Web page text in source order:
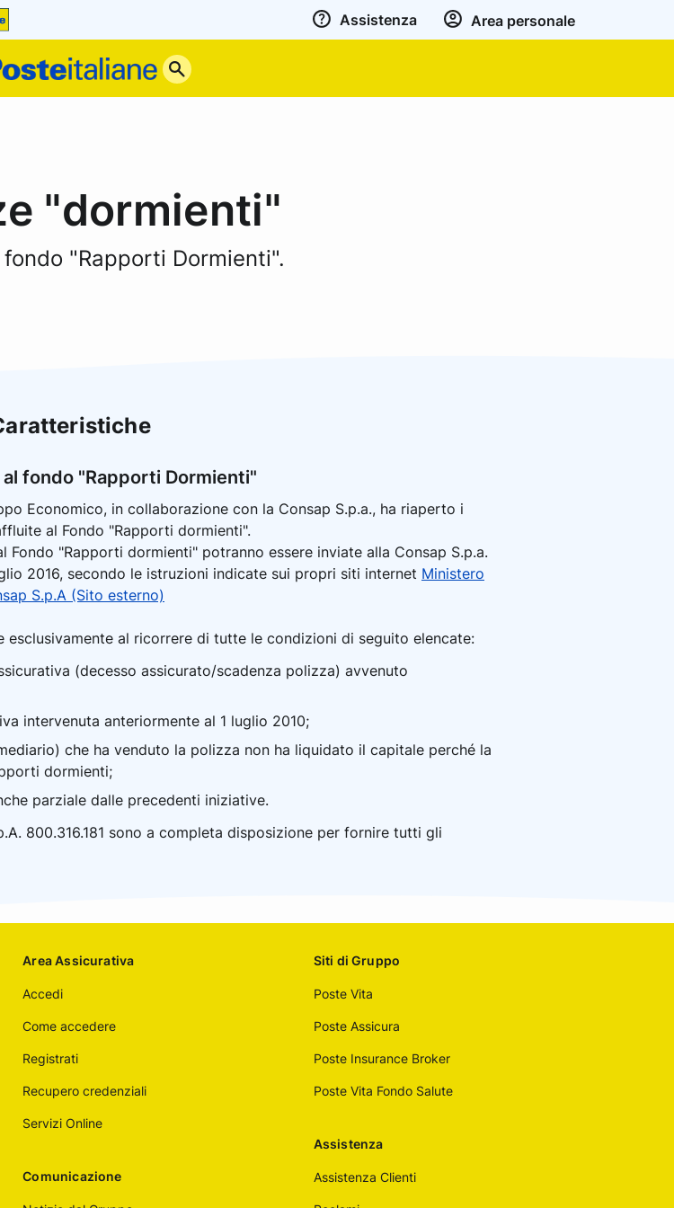
Assistenza Area personale
"dormienti"
"Rapporti Dormienti".
fondo "Rapporti Dormienti"
Economico, in collaborazione con la Consap S.p.a., ha riaperto i
al Fondo "Rapporti dormienti".
"Rapporti dormienti" potranno essere inviate alla Consap S.p.a.
2016, secondo le istruzioni indicate sui propri siti internet Ministero
S.p.A (Sito esterno)
al ricorrere di tutte le condizioni di seguito elencate:
(decesso assicurato/scadenza polizza) avvenuto
intervenuta anteriormente al 1 luglio 2010;
che ha venduto la polizza non ha liquidato il capitale perché la
dormienti;
parziale dalle precedenti iniziative.
800.316.181 sono a completa disposizione per fornire tutti gli
Area Assicurativa
Accedi
Come accedere
Registrati
Recupero credenziali
Servizi Online
Comunicazione
Siti di Gruppo
Poste Vita
Poste Assicura
Poste Insurance Broker
Poste Vita Fondo Salute
Assistenza
Assistenza Clienti